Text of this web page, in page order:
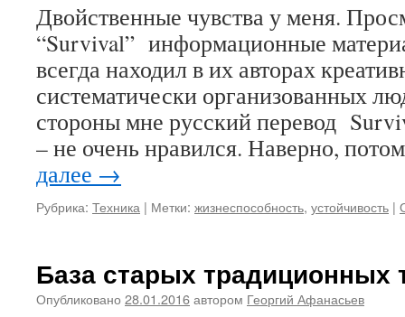
Двойственные чувства у меня.
“Survival” информационные
всегда находил в их авторах
систематически организованных
стороны мне русский перевод
– не очень нравился. Наверно,
далее →
Рубрика: Техника | Метки: жизнеспособность, устойчивость |
База старых традиционных
Опубликовано 28.01.2016автором Георгий Афанасьев